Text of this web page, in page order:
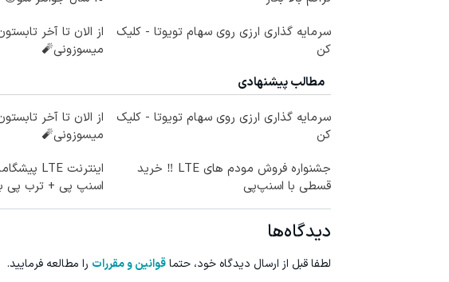
سرمایه گذاری ارزی روی سهام تویوتا - کلیک
کن
میسوزونی🧨
مطالب پیشنهادی
سرمایه گذاری ارزی روی سهام تویوتا - کلیک
کن
میسوزونی🧨
جشنواره فروش مودم های LTE ‼️ خرید
قسطی با اسنپ‌پی
اسنپ پی + ترب پی
دیدگاه‌ها
لطفا قبل از ارسال دیدگاه خود، حتماقوانین و مقررات را مطالعه فرمایید.